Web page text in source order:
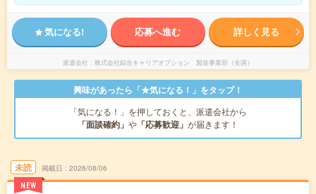
気になる! 応募へ進む 詳しく見る
派遣会社 株式会社綜合キャリアオプション 製造事業部（全国）
興味があったら「★気になる！」をタップ！
「気になる！」を押しておくと、派遣会社から
「面談確約」 や 「応募歓迎」 が届きます！
未読
NEW
掲載日 2026/08/06